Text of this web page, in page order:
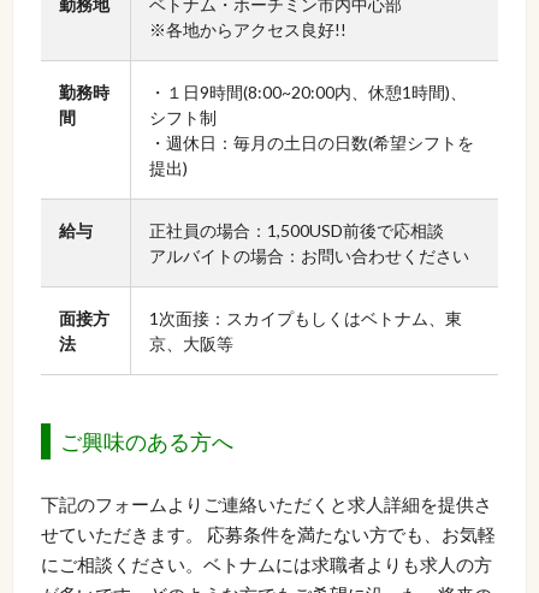
勤務地
ベトナム・ホーチミン市内中心部
※各地からアクセス良好!!
勤務時
間
・１日9時間(8:00~20:00内、休憩1時間)、
シフト制
・週休日：毎月の土日の日数(希望シフトを
提出)
給与
正社員の場合：1,500USD前後で応相談
アルバイトの場合：お問い合わせください
面接方
法
1次面接：スカイプもしくはベトナム、東
京、大阪等
ご興味のある方へ
下記のフォームよりご連絡いただくと求人詳細を提供さ
せていただきます。 応募条件を満たない方でも、お気軽
にご相談ください。ベトナムには求職者よりも求人の方